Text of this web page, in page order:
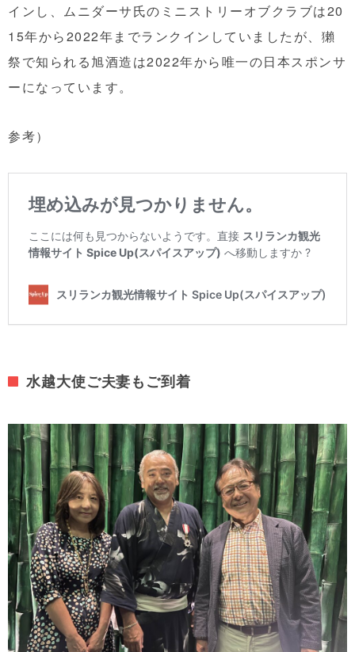
インし、ムニダーサ氏のミニストリーオブクラブは20
15年から2022年までランクインしていましたが、獺
祭で知られる旭酒造は2022年から唯一の日本スポンサ
ーになっています。
参考）
水越大使ご夫妻もご到着